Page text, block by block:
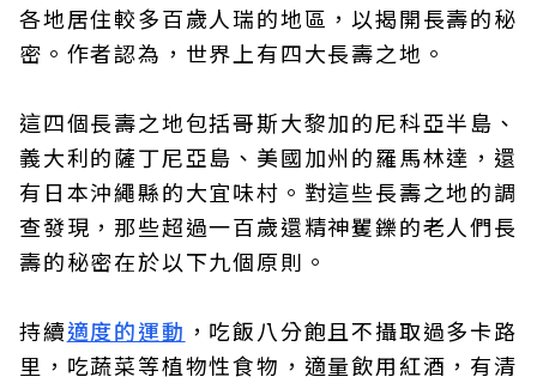
各地居住較多百歲人瑞的地區，以揭開長壽的秘
密。作者認為，世界上有四大長壽之地。
這四個長壽之地包括哥斯大黎加的尼科亞半島、
義大利的薩丁尼亞島、美國加州的羅馬林達，還
有日本沖繩縣的大宜味村。對這些長壽之地的調
查發現，那些超過一百歲還精神矍鑠的老人們長
壽的秘密在於以下九個原則。
持續適度的運動 ，吃飯八分飽且不攝取過多卡路
里，吃蔬菜等植物性食物，適量飲用紅酒，有清